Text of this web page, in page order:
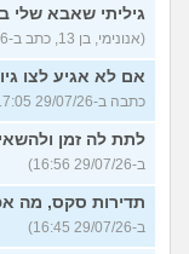
גיליתי שאבא שלי
(אנונימי, בן 13, כתב ב-29/07/26 17:25)
אם לא אגיע לצו
כתבה ב-29/07/26 17:05)
לתת לה זמן
ב-29/07/26 16:56)
תדירות סקס, מה
ב-29/07/26 16:45)